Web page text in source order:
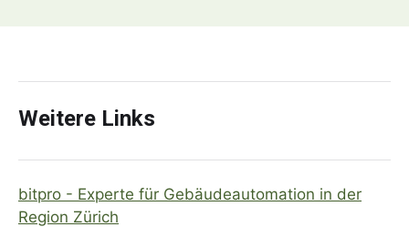
Weitere Links
bitpro - Experte für Gebäudeautomation in der
Region Zürich